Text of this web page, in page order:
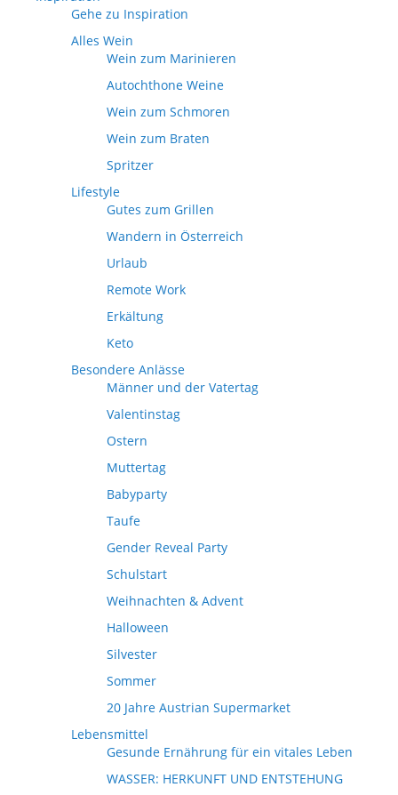
Gehe zu Inspiration
Alles Wein
Wein zum Marinieren
Autochthone Weine
Wein zum Schmoren
Wein zum Braten
Spritzer
Lifestyle
Gutes zum Grillen
Wandern in Österreich
Urlaub
Remote Work
Erkältung
Keto
Besondere Anlässe
Männer und der Vatertag
Valentinstag
Ostern
Muttertag
Babyparty
Taufe
Gender Reveal Party
Schulstart
Weihnachten & Advent
Halloween
Silvester
Sommer
20 Jahre Austrian Supermarket
Lebensmittel
Gesunde Ernährung für ein vitales Leben
WASSER: HERKUNFT UND ENTSTEHUNG